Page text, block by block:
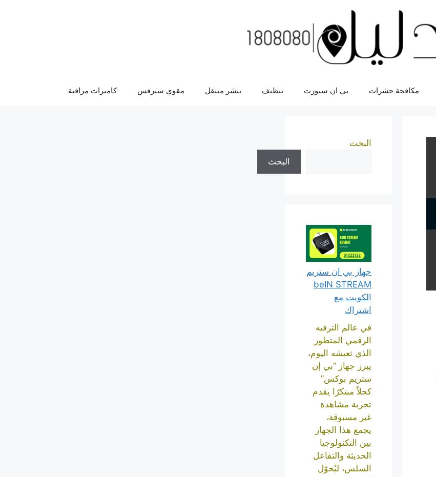
مكافحة حشرات بي ان سبورت تنظيف بنشر متنقل مقوي سيرفس كاميرات مراقبة
البحث
البحث
جهاز بي ان ستريم
beIN STREAM
الكويت مع
اشتراك
في عالم الترفيه
الرقمي المتطور
الذي تعيشه اليوم،
يبرز جهاز “بي إن
ستريم بوكس”
كحلاً مبتكرًا يقدم
تجربة مشاهدة
غير مسبوقة،
يجمع هذا الجهاز
بين التكنولوجيا
الحديثة والتفاعل
السلس، ليُحوّل